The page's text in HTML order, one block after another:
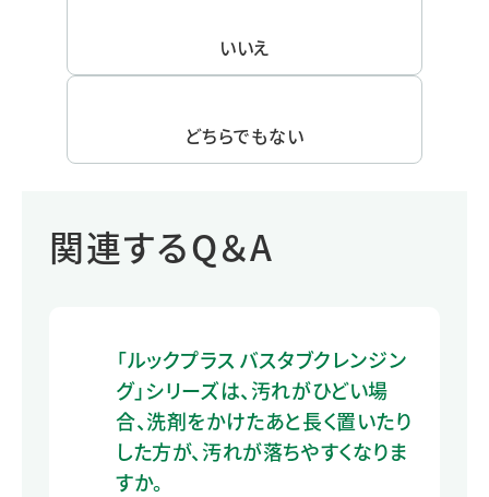
いいえ
どちらでもない
関連するQ＆A
「ルックプラス バスタブクレンジン
グ」シリーズは、汚れがひどい場
合、洗剤をかけたあと長く置いたり
した方が、汚れが落ちやすくなりま
すか。